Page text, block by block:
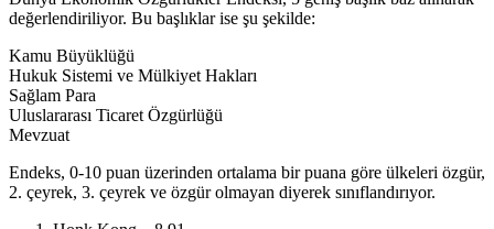
değerlendiriliyor. Bu başlıklar ise şu şekilde:
Kamu Büyüklüğü
Hukuk Sistemi ve Mülkiyet Hakları
Sağlam Para
Uluslararası Ticaret Özgürlüğü
Mevzuat
Endeks, 0-10 puan üzerinden ortalama bir puana göre ülkeleri özgür,
2. çeyrek, 3. çeyrek ve özgür olmayan diyerek sınıflandırıyor.